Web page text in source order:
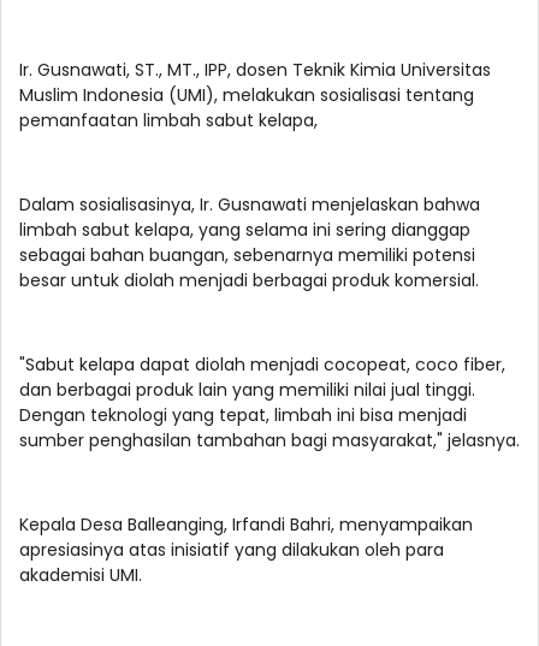
Ir. Gusnawati, ST., MT., IPP, dosen Teknik Kimia Universitas
Muslim Indonesia (UMI), melakukan sosialisasi tentang
pemanfaatan limbah sabut kelapa,
Dalam sosialisasinya, Ir. Gusnawati menjelaskan bahwa
limbah sabut kelapa, yang selama ini sering dianggap
sebagai bahan buangan, sebenarnya memiliki potensi
besar untuk diolah menjadi berbagai produk komersial.
"Sabut kelapa dapat diolah menjadi cocopeat, coco fiber,
dan berbagai produk lain yang memiliki nilai jual tinggi.
Dengan teknologi yang tepat, limbah ini bisa menjadi
sumber penghasilan tambahan bagi masyarakat," jelasnya.
Kepala Desa Balleanging, Irfandi Bahri, menyampaikan
apresiasinya atas inisiatif yang dilakukan oleh para
akademisi UMI.